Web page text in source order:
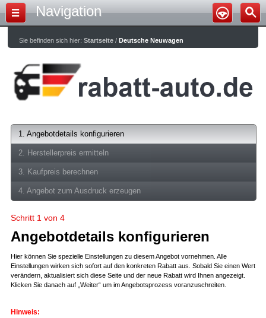
Navigation
Sie befinden sich hier:Startseite /Deutsche Neuwagen
1. Angebotdetails konfigurieren
2. Herstellerpreis ermitteln
3. Kaufpreis berechnen
4. Angebot zum Ausdruck erzeugen
Schritt 1 von 4
Angebotdetails konfigurieren
Hier können Sie spezielle Einstellungen zu diesem Angebot vornehmen. Alle
Einstellungen wirken sich sofort auf den konkreten Rabatt aus. Sobald Sie einen Wert
verändern, aktualisiert sich diese Seite und der neue Rabatt wird Ihnen angezeigt.
Klicken Sie danach auf „Weiter“ um im Angebotsprozess voranzuschreiten.
Hinweis: